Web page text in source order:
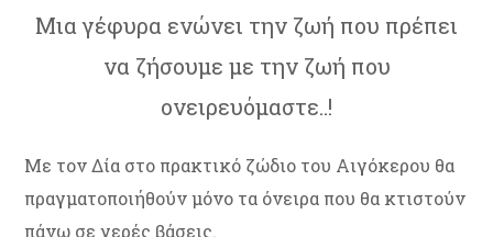
Μια γέφυρα ενώνει την ζωή που πρέπει
να ζήσουμε με την ζωή που
ονειρευόμαστε..!
Με τον Δία στο πρακτικό ζώδιο του Αιγόκερου θα
πραγματοποιήθούν μόνο τα όνειρα που θα κτιστούν
πάνω σε γερές βάσεις.